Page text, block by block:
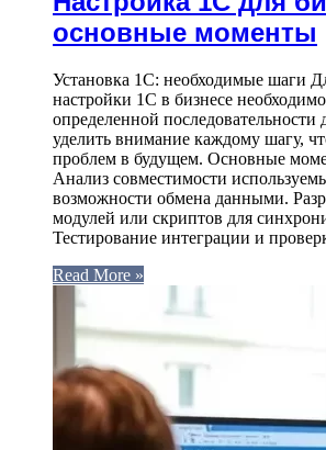
основные моменты
Установка 1С: необходимые шаги
настройки 1С в бизнесе
определенной
уделить внимание каждому шагу,
проблем в будущем. Основные
Анализ совместимости
возможности обмена данными.
модулей или скриптов для
Тестирование интеграции и
Read More »